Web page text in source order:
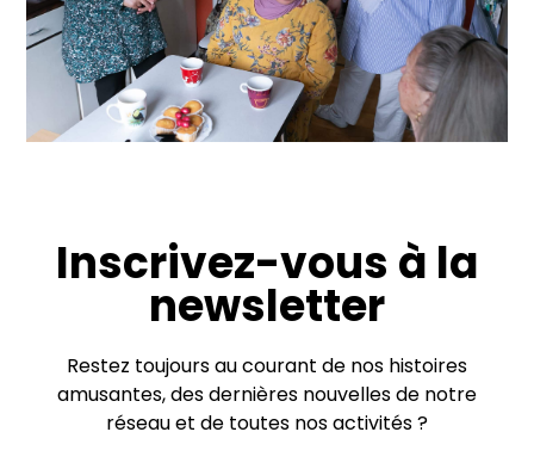
Inscrivez-vous à la
newsletter
Restez toujours au courant de nos histoires
amusantes, des dernières nouvelles de notre
réseau et de toutes nos activités ?